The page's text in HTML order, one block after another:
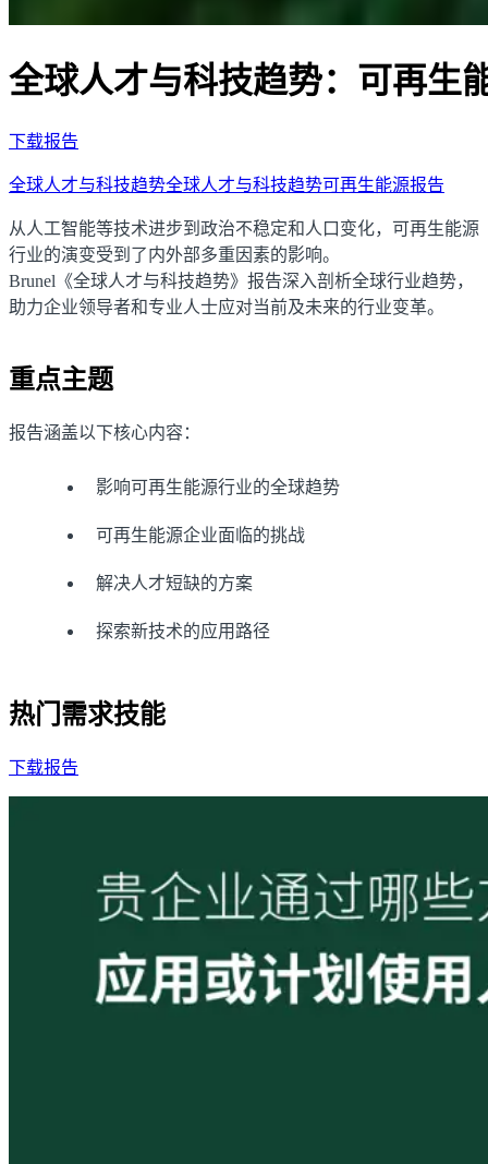
全球人才与科技趋势：可再生
下载报告
全球人才与科技趋势全球人才与科技趋势可再生能源报告
从人工智能等技术进步到政治不稳定和人口变化，可再生能源
行业的演变受到了内外部多重因素的影响。
Brunel《全球人才与科技趋势》报告深入剖析全球行业趋势，
助力企业领导者和专业人士应对当前及未来的行业变革。
重点主题
报告涵盖以下核心内容：
影响可再生能源行业的全球趋势
可再生能源企业面临的挑战
解决人才短缺的方案
探索新技术的应用路径
热门需求技能
下载报告